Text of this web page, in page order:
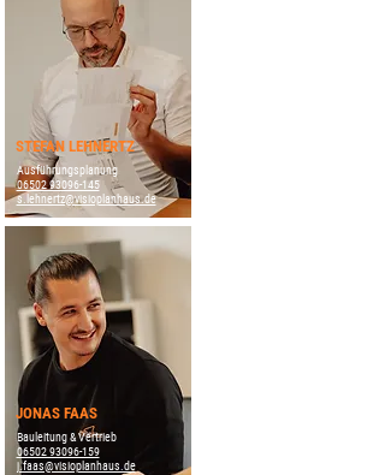
STEFAN LEHNERTZ
Ausführungsplanung
06502 93096-145
s.lehnertz@visioplanhaus.de
JONAS FAAS
Bauleitung & Vertrieb
06502 93096-159
j.faas@visioplanhaus.de